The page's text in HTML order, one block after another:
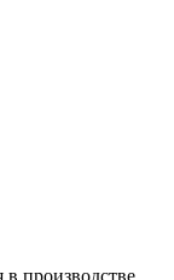
производстве